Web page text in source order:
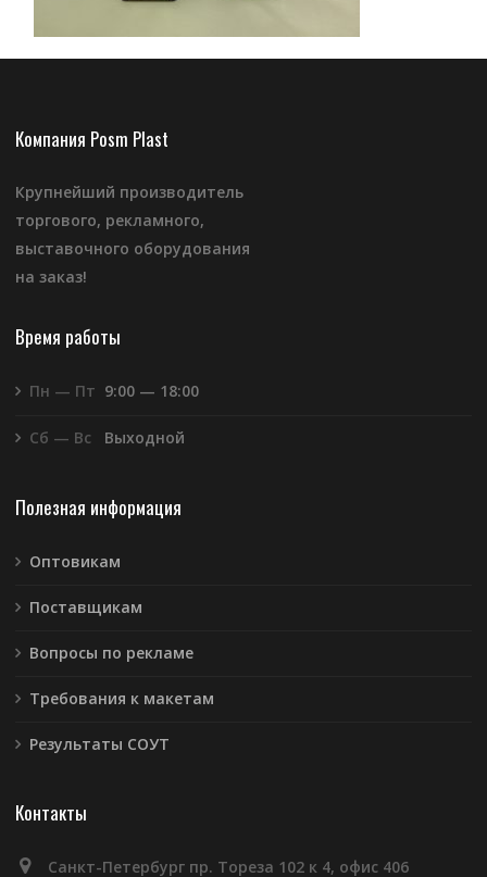
Компания Posm Plast
Крупнейший производитель
торгового, рекламного,
выставочного оборудования
на заказ!
Время работы
Пн — Пт 9:00 — 18:00
Сб — Вс Выходной
Полезная информация
Оптовикам
Поставщикам
Вопросы по рекламе
Требования к макетам
Результаты СОУТ
Контакты
Санкт-Петербург пр. Тореза 102 к 4, офис 406